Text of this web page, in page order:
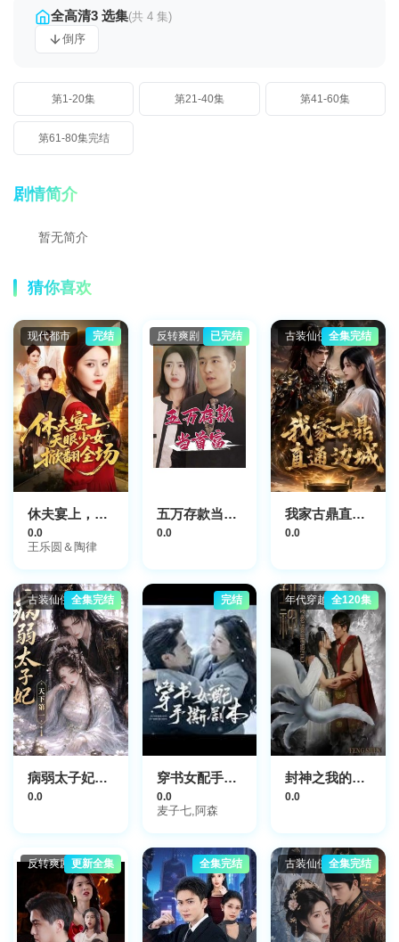
全高清3 选集(共 4 集)
倒序
第1-20集 第21-40集 第41-60集
第61-80集完结
剧情简介
暂无简介
猜你喜欢
现代都市 完结
休夫宴上，天眼少女掀翻全场
0.0
王乐圆＆陶律
反转爽剧 已完结
五万存款当首富
0.0
古装仙侠 全集完结
我家古鼎直通边城
0.0
古装仙侠 全集完结
病弱太子妃天下第一
0.0
完结
穿书女配手撕剧本
0.0
麦子七,阿森
年代穿越 全120集
封神之我的老婆是妲己
0.0
反转爽剧 更新全集 全集完结 古装仙侠 全集完结